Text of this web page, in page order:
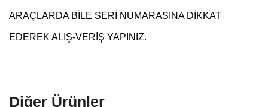
ARAÇLARDA BİLE SERİ NUMARASINA DİKKAT
EDEREK ALIŞ-VERİŞ YAPINIZ.
Diğer Ürünler